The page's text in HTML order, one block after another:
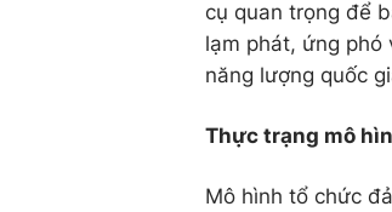
cụ quan trọng để
lạm phát, ứng phó
năng lượng quốc
Thực trạng mô
Mô hình tổ chức